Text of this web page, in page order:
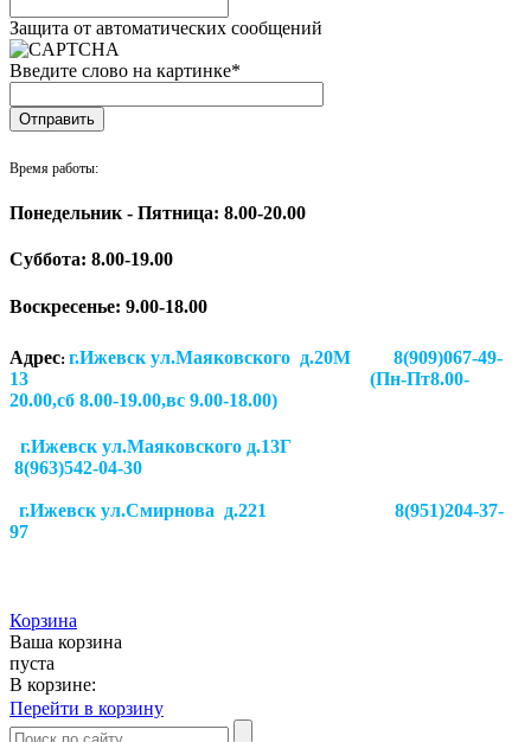
Защита от автоматических сообщений
Введите слово на картинке*
Время работы:
Понедельник - Пятница: 8.00-20.00
Суббота: 8.00-19.00
Воскресенье: 9.00-18.00
Адрес: г.Ижевск ул.Маяковского д.20М 8(909)067-49-
13 (Пн-Пт8.00-
20.00,сб 8.00-19.00,вс 9.00-18.00)
г.Ижевск ул.Маяковского д.13Г
8(963)542-04-30
г.Ижевск ул.Смирнова д.221
8(951)204-37-
97
Корзина
Ваша корзина
пуста
В корзине:
Перейти в корзину